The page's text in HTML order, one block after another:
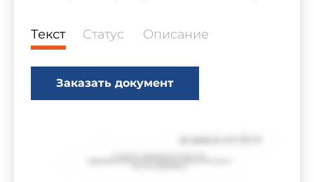
Текст Статус Описание
Заказать документ